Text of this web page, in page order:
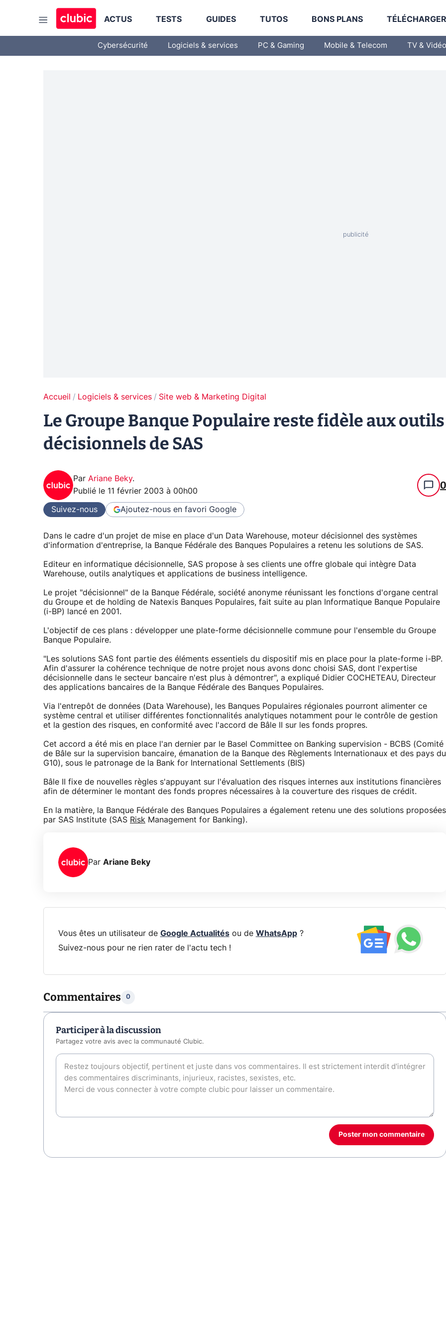
ACTUS TESTS GUIDES TUTOS BONS PLANS
Cybersécurité Logiciels & services PC & Gaming Mobile & Telecom TV & Vidéo
Accueil Logiciels & services Site web & Marketing Digital
Le Groupe Banque Populaire reste fidèle aux outils
décisionnels de SAS
Par Ariane Beky.
Publié le 11 février 2003 à 00h00 0
Suivez-nous Ajoutez-nous en favori Google
Dans le cadre d'un projet de mise en place d'un Data Warehouse, moteur décisionnel des systèmes
d'information d'entreprise, la Banque Fédérale des Banques Populaires a retenu les solutions de SAS.
Editeur en informatique décisionnelle, SAS propose à ses clients une offre globale qui intègre Data
Warehouse, outils analytiques et applications de business intelligence.
Le projet "décisionnel" de la Banque Fédérale, société anonyme réunissant les fonctions d'organe central
du Groupe et de holding de Natexis Banques Populaires, fait suite au plan Informatique Banque Populaire
(i-BP) lancé en 2001.
L'objectif de ces plans : développer une plate-forme décisionnelle commune pour l'ensemble du Groupe
Banque Populaire.
"Les solutions SAS font partie des éléments essentiels du dispositif mis en place pour la plate-forme i-BP.
Afin d'assurer la cohérence technique de notre projet nous avons donc choisi SAS, dont l'expertise
décisionnelle dans le secteur bancaire n'est plus à démontrer", a expliqué Didier COCHETEAU, Directeur
des applications bancaires de la Banque Fédérale des Banques Populaires.
Via l'entrepôt de données (Data Warehouse), les Banques Populaires régionales pourront alimenter ce
système central et utiliser différentes fonctionnalités analytiques notamment pour le contrôle de gestion
et la gestion des risques, en conformité avec l'accord de Bâle II sur les fonds propres.
Cet accord a été mis en place l'an dernier par le Basel Committee on Banking supervision - BCBS (Comité
de Bâle sur la supervision bancaire, émanation de la Banque des Règlements Internationaux et des pays du
G10), sous le patronage de la Bank for International Settlements (BIS)
Bâle II fixe de nouvelles règles s'appuyant sur l'évaluation des risques internes aux institutions financières
afin de déterminer le montant des fonds propres nécessaires à la couverture des risques de crédit.
En la matière, la Banque Fédérale des Banques Populaires a également retenu une des solutions proposées
par SAS Institute (SAS Risk Management for Banking).
Par Ariane Beky
Vous êtes un utilisateur de Google Actualitésou de WhatsApp?
Suivez-nous pour ne rien rater de l'actu tech !
Commentaires 0
Participer à la discussion
Partagez votre avis avec la communauté Clubic.
Poster mon commentaire